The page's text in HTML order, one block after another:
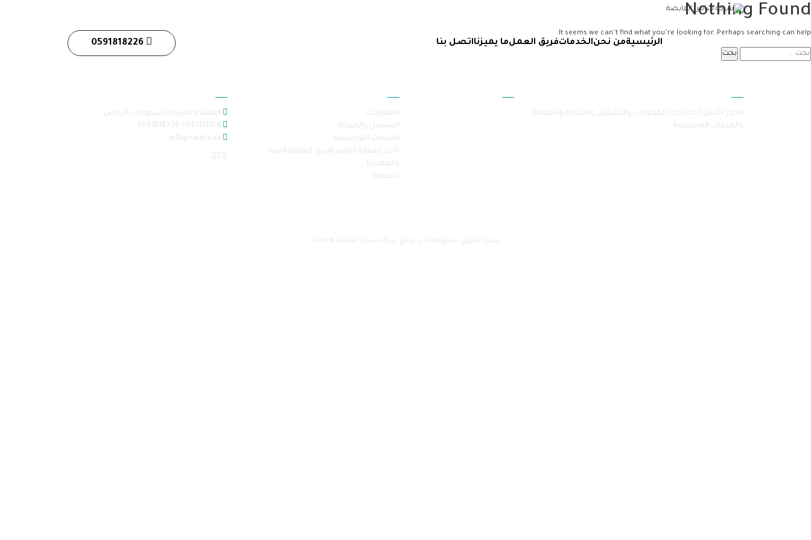
الرئيسيةمن نحنالخدماتفريق العملما يميزنااتصل بنا 0591818226
Nothing Found
It seems we can’t find what you’re looking for. Perhaps searching can help.
الخيار الأمثل لاحتياجات المقاولات والتشغيل والصيانة والنظافة
والخدمات اللوجستية
المقاولات
التشغيل والصيانة
الخدمات اللوجستية
تأجير العمالة (توفير الايدي العاملة الفنية
والمهنية)
النظافة
المملكة العربية السعودية - الرياض
info@samra.sa
جميع الحقوق محفوظة لدى موقع شركة سامرا القابضة © 2026